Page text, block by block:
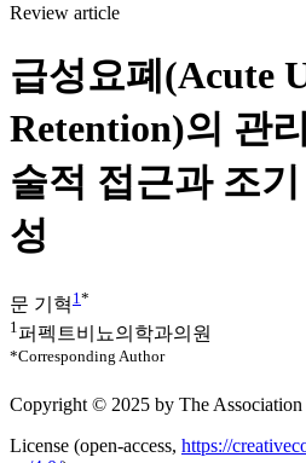
Review article
급성요폐(Acute
Retention)의 관
술적 접근과 조
성
문 기혁 1 *
1 퍼펙트비뇨의학과의원
*Corresponding Author
Copyright © 2025 by The
License (open-access, https://